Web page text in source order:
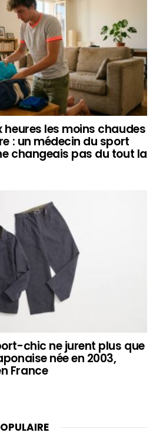
heures les moins chaudes
: un médecin du sport
changeais pas du tout la
chic ne jurent plus que
née en 2003,
France